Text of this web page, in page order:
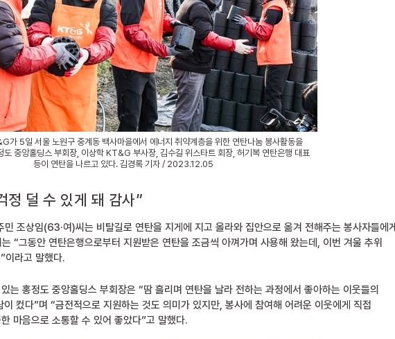
가 5일 서울 노원구 중계동 백사마을에서 에너지 취약계층을 위한 연탄나눔 봉사활동을
도 중앙홀딩스 부회장, 이상학 KT&G 부사장, 김수길 위스타트 회장, 허기복 연탄은행 대표
등이 연탄을 나르고 있다. 김경록 기자 / 2023.12.05
정 덜 수 있게 돼 감사”
조상임(63·여)씨는 비탈길로 연탄을 지게에 지고 올라와 집안으로 옮겨 전해주는 봉사자들에게
“그동안 연탄은행으로부터 지원받은 연탄을 조금씩 아껴가며 사용해 왔는데, 이번 겨울 추위
이라고 말했다.
는 홍정도 중앙홀딩스 부회장은 “땀 흘리며 연탄을 날라 전하는 과정에서 좋아하는 이웃들의
컸다”며 “금전적으로 지원하는 것도 의미가 있지만, 봉사에 참여해 어려운 이웃에게 직접
마음으로 소통할 수 있어 좋았다”고 말했다.